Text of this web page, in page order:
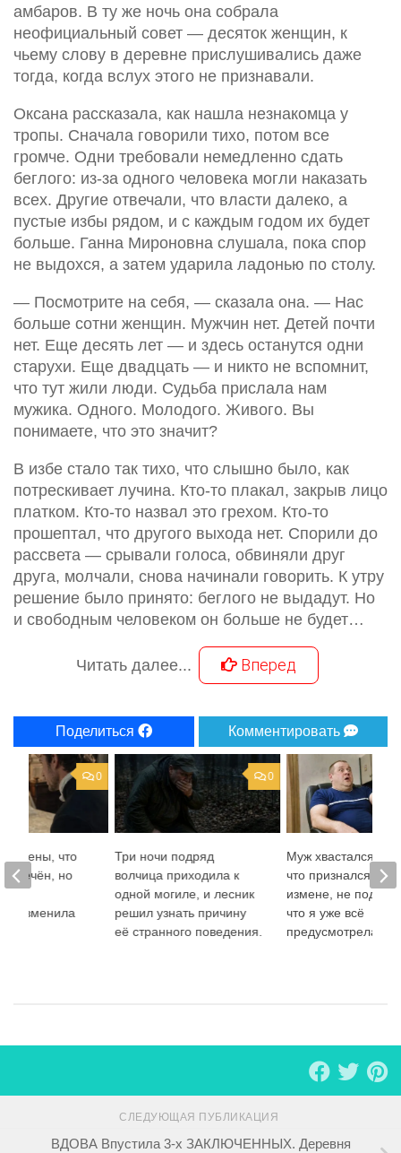
амбаров. В ту же ночь она собрала
неофициальный совет — десяток женщин, к
чьему слову в деревне прислушивались даже
тогда, когда вслух этого не признавали.
Оксана рассказала, как нашла незнакомца у
тропы. Сначала говорили тихо, потом все
громче. Одни требовали немедленно сдать
беглого: из-за одного человека могли наказать
всех. Другие отвечали, что власти далеко, а
пустые избы рядом, и с каждым годом их будет
больше. Ганна Мироновна слушала, пока спор
не выдохся, а затем ударила ладонью по столу.
— Посмотрите на себя, — сказала она. — Нас
больше сотни женщин. Мужчин нет. Детей почти
нет. Еще десять лет — и здесь останутся одни
старухи. Еще двадцать — и никто не вспомнит,
что тут жили люди. Судьба прислала нам
мужика. Одного. Молодого. Живого. Вы
понимаете, что это значит?
В избе стало так тихо, что слышно было, как
потрескивает лучина. Кто-то плакал, закрыв лицо
платком. Кто-то назвал это грехом. Кто-то
прошептал, что другого выхода нет. Спорили до
рассвета — срывали голоса, обвиняли друг
друга, молчали, снова начинали говорить. К утру
решение было принято: беглого не выдадут. Но
и свободным человеком он больше не будет…
Читать далее... Вперед
Поделиться Комментировать
0
Три ночи подряд
волчица приходила к
одной могиле, и лесник
решил узнать причину
её странного поведения.
Муж хвастался
что признался мне
измене, не
что я уже всё
предусмотрела
0
что
обречён, но
изменила
СЛЕДУЮЩАЯ ПУБЛИКАЦИЯ
ВДОВА Впустила 3-х ЗАКЛЮЧЕННЫХ. Деревня